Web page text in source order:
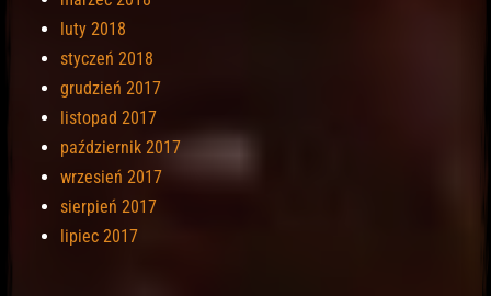
luty 2018
styczeń 2018
grudzień 2017
listopad 2017
październik 2017
wrzesień 2017
sierpień 2017
lipiec 2017